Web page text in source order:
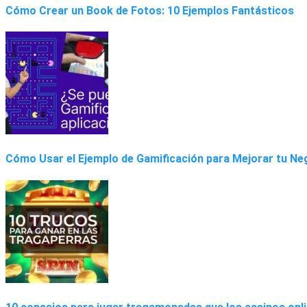
Cómo Crear un Book de Fotos: 10 Ejemplos Fantásticos
Cómo Usar el Ejemplo de Gamificación para Mejorar tu